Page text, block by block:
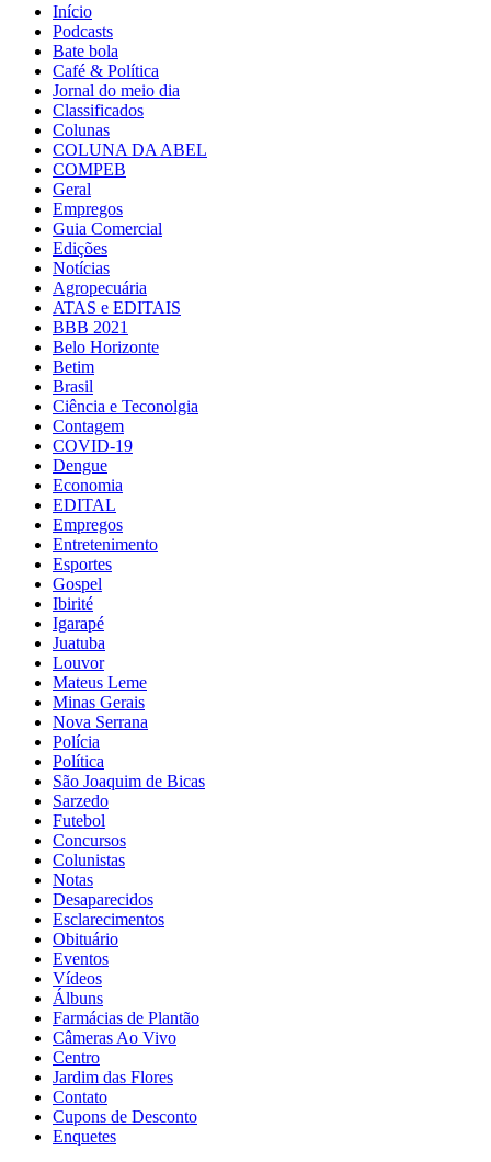
Início
Podcasts
Bate bola
Café & Política
Jornal do meio dia
Classificados
Colunas
COLUNA DA ABEL
COMPEB
Geral
Empregos
Guia Comercial
Edições
Notícias
Agropecuária
ATAS e EDITAIS
BBB 2021
Belo Horizonte
Betim
Brasil
Ciência e Teconolgia
Contagem
COVID-19
Dengue
Economia
EDITAL
Empregos
Entretenimento
Esportes
Gospel
Ibirité
Igarapé
Juatuba
Louvor
Mateus Leme
Minas Gerais
Nova Serrana
Polícia
Política
São Joaquim de Bicas
Sarzedo
Futebol
Concursos
Colunistas
Notas
Desaparecidos
Esclarecimentos
Obituário
Eventos
Vídeos
Álbuns
Farmácias de Plantão
Câmeras Ao Vivo
Centro
Jardim das Flores
Contato
Cupons de Desconto
Enquetes